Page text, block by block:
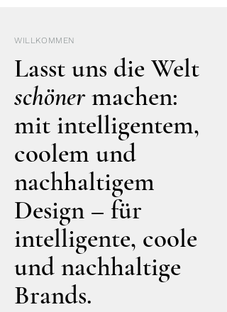
WILLKOMMEN
Lasst uns die Welt
schönermachen:
mit intelligentem,
coolem und
nachhaltigem
Design – für
intelligente, coole
und nachhaltige
Brands.